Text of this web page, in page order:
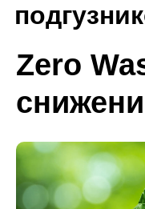
Baby
Zero